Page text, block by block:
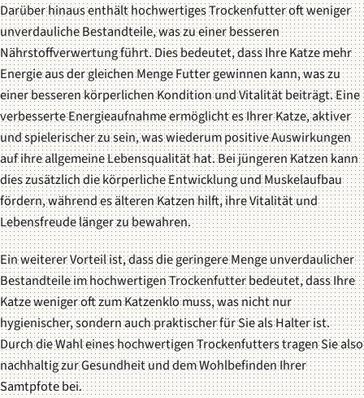
Darüber hinaus enthält hochwertiges Trockenfutter oft weniger
unverdauliche Bestandteile, was zu einer besseren
Nährstoffverwertung führt. Dies bedeutet, dass Ihre Katze mehr
Energie aus der gleichen Menge Futter gewinnen kann, was zu
einer besseren körperlichen Kondition und Vitalität beiträgt. Eine
verbesserte Energieaufnahme ermöglicht es Ihrer Katze, aktiver
und spielerischer zu sein, was wiederum positive Auswirkungen
auf ihre allgemeine Lebensqualität hat. Bei jüngeren Katzen kann
dies zusätzlich die körperliche Entwicklung und Muskelaufbau
fördern, während es älteren Katzen hilft, ihre Vitalität und
Lebensfreude länger zu bewahren.
Ein weiterer Vorteil ist, dass die geringere Menge unverdaulicher
Bestandteile im hochwertigen Trockenfutter bedeutet, dass Ihre
Katze weniger oft zum Katzenklo muss, was nicht nur
hygienischer, sondern auch praktischer für Sie als Halter ist.
Durch die Wahl eines hochwertigen Trockenfutters tragen Sie also
nachhaltig zur Gesundheit und dem Wohlbefinden Ihrer
Samtpfote bei.